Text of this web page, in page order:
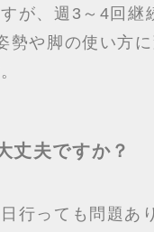
が、週3～4回継
勢や脚の使い方
丈夫ですか？
行っても問題あ